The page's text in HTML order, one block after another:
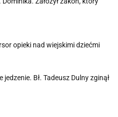
opieki nad wiejskimi dziećmi
Bł. Tadeusz Dulny zginął